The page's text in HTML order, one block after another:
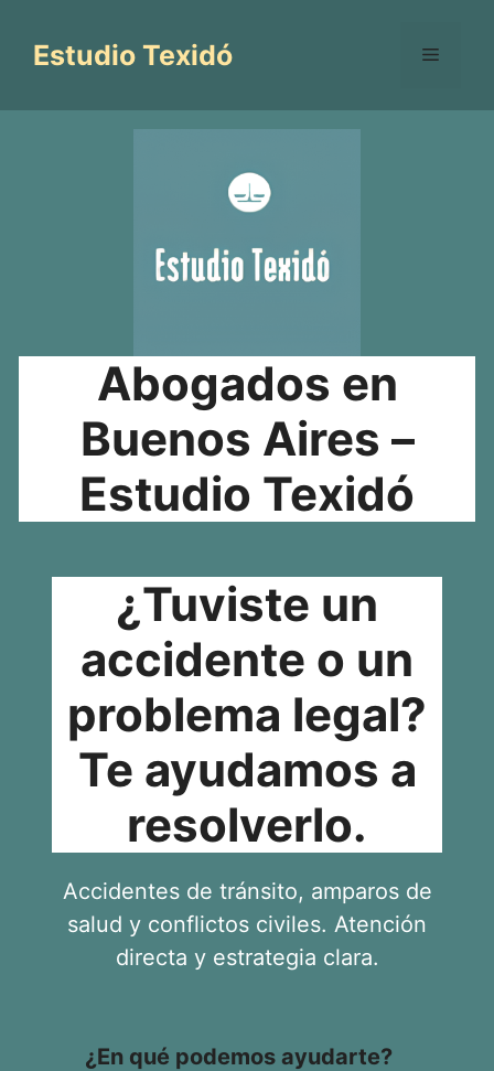
contenido
Estudio Texidó Menú
Abogados en
Buenos Aires –
Estudio Texidó
¿Tuviste un
accidente o un
problema legal?
Te ayudamos a
resolverlo.
Accidentes de tránsito, amparos de
salud y conflictos civiles. Atención
directa y estrategia clara.
¿En qué podemos ayudarte?